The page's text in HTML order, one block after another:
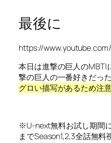
最後に
https://
本日は進撃の巨人のMBTI
撃の巨人の一番好きだっ
グロい描写があるため注意
※U-next無料お試し期間
までSeason1,2,3全話無料